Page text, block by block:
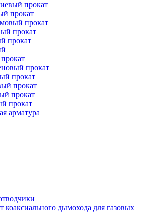
прокат
прокат
прокат
прокат
прокат
прокат
прокат
прокат
прокат
прокат
арматура
коаксиального дымохода для газовых